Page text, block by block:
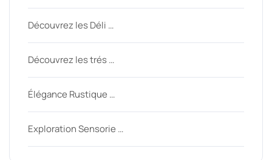
Découvrez les Déli …
Découvrez les trés …
Élégance Rustique …
Exploration Sensorie …